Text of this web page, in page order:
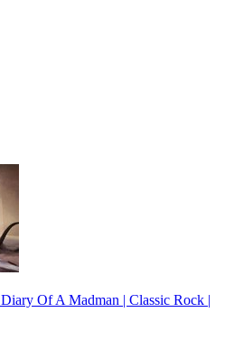
Of A Madman | Classic Rock |